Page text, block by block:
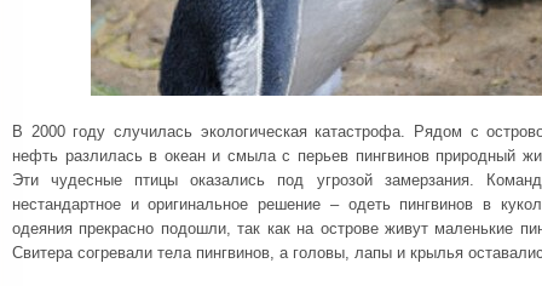
В 2000 году случилась экологическая катастрофа. Рядом с
нефть разлилась в океан и смыла с перьев пингвинов природный
Эти чудесные птицы оказались под угрозой замерзания.
нестандартное и оригинальное решение – одеть пингвинов в
одеяния прекрасно подошли, так как на острове живут маленькие
Свитера согревали тела пингвинов, а головы, лапы и крылья